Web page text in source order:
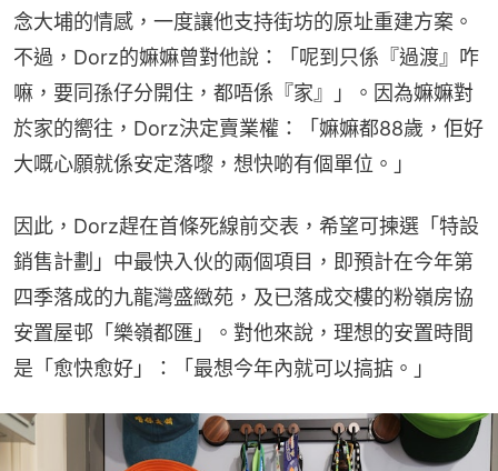
念大埔的情感，一度讓他支持街坊的原址重建方案。
不過，Dorz的嫲嫲曾對他說：「呢到只係『過渡』咋
嘛，要同孫仔分開住，都唔係『家』」。因為嫲嫲對
於家的嚮往，Dorz決定賣業權：「嫲嫲都88歲，佢好
大嘅心願就係安定落嚟，想快啲有個單位。」
因此，Dorz趕在首條死線前交表，希望可揀選「特設
銷售計劃」中最快入伙的兩個項目，即預計在今年第
四季落成的九龍灣盛緻苑，及已落成交樓的粉嶺房協
安置屋邨「樂嶺都匯」。對他來說，理想的安置時間
是「愈快愈好」：「最想今年內就可以搞掂。」